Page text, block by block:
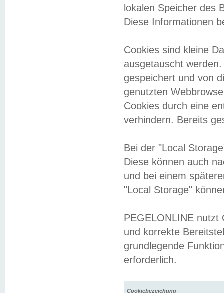
lokalen Speicher des
Diese Informationen
Cookies sind kleine
ausgetauscht
gespeichert und von
genutzten
Cookies durch eine
verhindern. Bereits
Bei der "Local
Diese können auch
und bei einem
"Local Storage"
PEGELONLINE nutzt
und korrekte
grundlegende
erforderlich.
Cookiebezeichung